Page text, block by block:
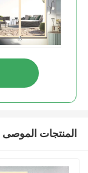
المنتجات الموصى